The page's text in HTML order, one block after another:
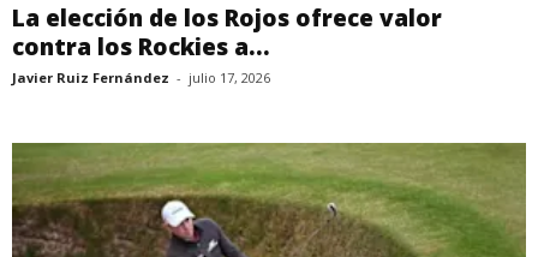
La elección de los Rojos ofrece valor
contra los Rockies a...
Javier Ruiz Fernández - julio 17, 2026